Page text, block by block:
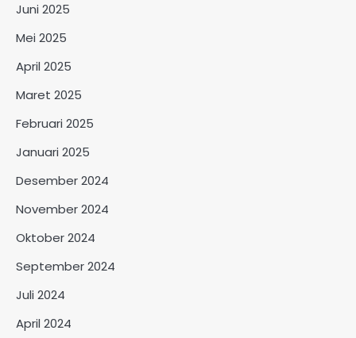
Juni 2025
Mei 2025
April 2025
Maret 2025
Februari 2025
Januari 2025
Desember 2024
November 2024
Oktober 2024
September 2024
Juli 2024
April 2024